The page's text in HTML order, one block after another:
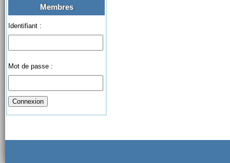
Membres
Identifiant :
Mot de passe :